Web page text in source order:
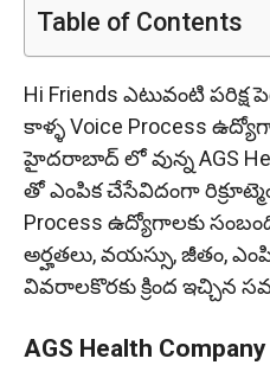
Table of Contents
Hi Friends ఎటువంటి పరిక్ష
కాళ్ళ Voice Process
హైదరాబాద్ లో వున్న AGS
తో ఎంపిక చేసేవిదంగా
Process ఉద్యోగాలకు
అర్హతలు, వయస్సు, జీతం,
వివరాలకొరకు క్రింద ఇచ్చిన
AGS Health